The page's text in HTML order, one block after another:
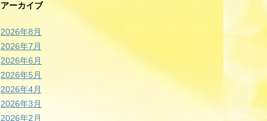
アーカイブ
2026年8月
2026年7月
2026年6月
2026年5月
2026年4月
2026年3月
2026年2月